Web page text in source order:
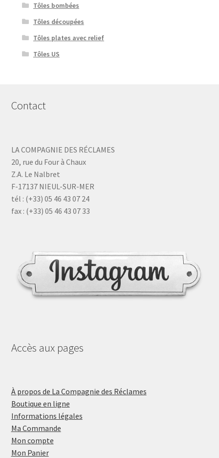
Tôles bombées
Tôles découpées
Tôles plates avec relief
Tôles US
Contact
LA COMPAGNIE DES RÉCLAMES
20, rue du Four à Chaux
Z.A. Le Nalbret
F-17137 NIEUL-SUR-MER
tél : (+33) 05 46 43 07 24
fax : (+33) 05 46 43 07 33
Accès aux pages
À propos de La Compagnie des Réclames
Boutique en ligne
Informations légales
Ma Commande
Mon compte
Mon Panier